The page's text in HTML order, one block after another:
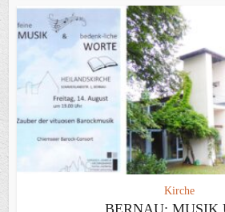
Kirche
BERNAU: MUSIK